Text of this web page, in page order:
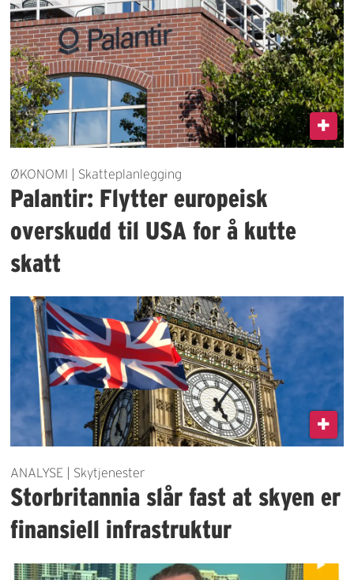
ØKONOMI | Skatteplanlegging
Palantir: Flytter europeisk
overskudd til USA for å kutte
skatt
ANALYSE | Skytjenester
Storbritannia slår fast at skyen er
finansiell infrastruktur